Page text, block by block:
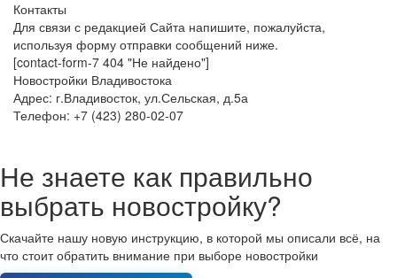
Контакты
Для связи с редакцией Сайта напишите, пожалуйста,
используя форму отправки сообщений ниже.
[contact-form-7 404 "Не найдено"]
Новостройки Владивостока
Адрес: г.Владивосток, ул.Сельская, д.5а
Телефон: +7 (423) 280-02-07
Не знаете как правильно
выбрать новостройку?
Скачайте нашу новую инструкцию, в которой мы описали всё, на
что стоит обратить внимание при выборе новостройки